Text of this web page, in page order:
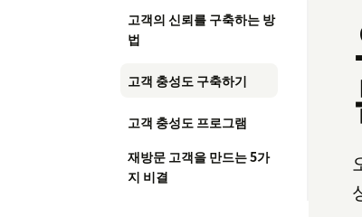
고객의 신뢰를 구축하는 방
법
고객 충성도 구축하기
고객 충성도 프로그램
재방문 고객을 만드는 5가
지 비결